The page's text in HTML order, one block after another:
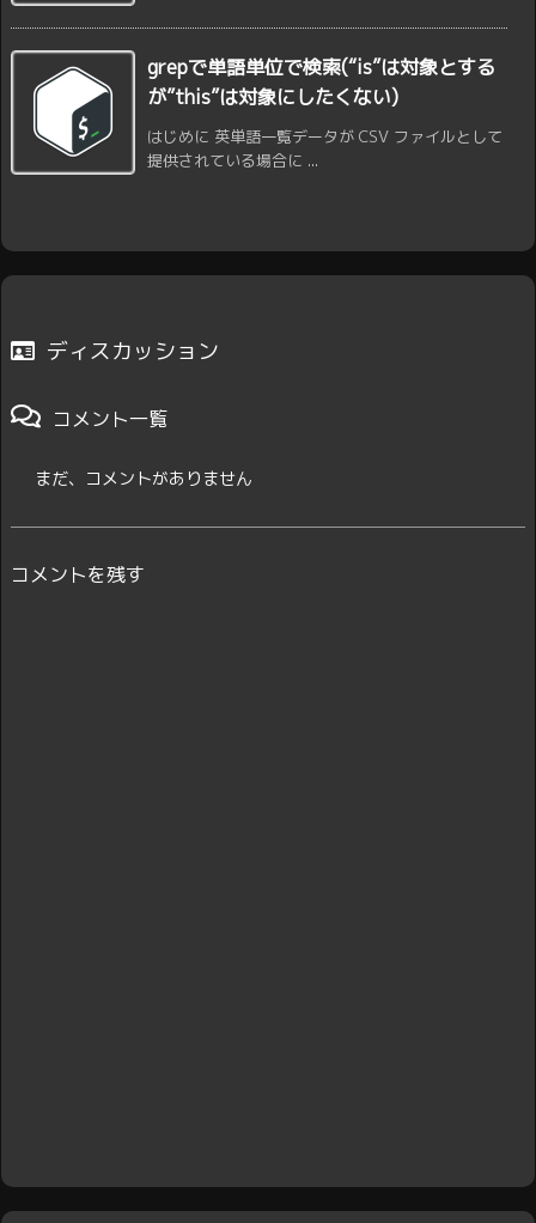
grepで単語単位で検索(“is”は対象とする
が”this”は対象にしたくない)
はじめに 英単語一覧データが CSV ファイルとして
提供されている場合に ...
ディスカッション
コメント一覧
まだ、コメントがありません
コメントを残す